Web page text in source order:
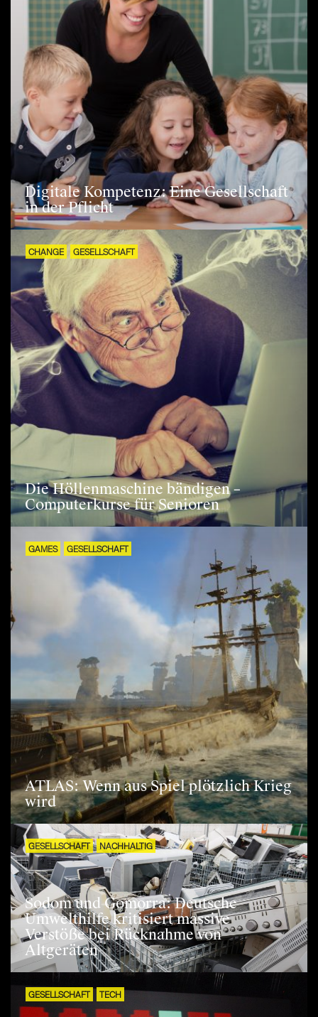
Digitale Kompetenz: Eine Gesellschaft
in der Pflicht
CHANGE GESELLSCHAFT
Die Höllenmaschine bändigen –
Computerkurse für Senioren
GAMES GESELLSCHAFT
ATLAS: Wenn aus Spiel plötzlich Krieg
wird
GESELLSCHAFT NACHHALTIG
Sodom und Gomorra: Deutsche
Umwelthilfe kritisiert massive
Verstöße bei Rücknahme von
Altgeräten
GESELLSCHAFT TECH